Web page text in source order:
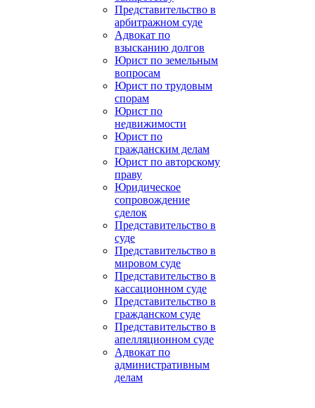
Представительство в
арбитражном суде
Адвокат по
взысканию долгов
Юрист по земельным
вопросам
Юрист по трудовым
спорам
Юрист по
недвижимости
Юрист по
гражданским делам
Юрист по авторскому
праву
Юридическое
сопровождение
сделок
Представительство в
суде
Представительство в
мировом суде
Представительство в
кассационном суде
Представительство в
гражданском суде
Представительство в
апелляционном суде
Адвокат по
административным
делам